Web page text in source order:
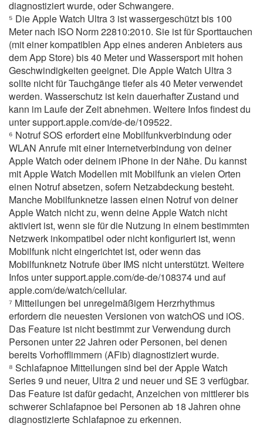
diagnostiziert wurde, oder Schwangere.
⁵ Die Apple Watch Ultra 3 ist wassergeschützt bis 100
Meter nach ISO Norm 22810:2010. Sie ist für Sporttauchen
(mit einer kompatiblen App eines anderen Anbieters aus
dem App Store) bis 40 Meter und Wassersport mit hohen
Geschwindigkeiten geeignet. Die Apple Watch Ultra 3
sollte nicht für Tauchgänge tiefer als 40 Meter verwendet
werden. Wasserschutz ist kein dauerhafter Zustand und
kann im Laufe der Zeit abnehmen. Weitere Infos findest du
unter support.apple.com/de-de/109522.
⁶ Notruf SOS erfordert eine Mobilfunkverbindung oder
WLAN Anrufe mit einer Internetverbindung von deiner
Apple Watch oder deinem iPhone in der Nähe. Du kannst
mit Apple Watch Modellen mit Mobilfunk an vielen Orten
einen Notruf absetzen, sofern Netzabdeckung besteht.
Manche Mobilfunknetze lassen einen Notruf von deiner
Apple Watch nicht zu, wenn deine Apple Watch nicht
aktiviert ist, wenn sie für die Nutzung in einem bestimmten
Netzwerk inkompatibel oder nicht konfiguriert ist, wenn
Mobilfunk nicht eingerichtet ist, oder wenn das
Mobilfunknetz Notrufe über IMS nicht unterstützt. Weitere
Infos unter support.apple.com/de-de/108374 und auf
apple.com/de/watch/cellular.
⁷ Mitteilungen bei unregelmäßigem Herzrhythmus
erfordern die neuesten Versionen von watchOS und iOS.
Das Feature ist nicht bestimmt zur Verwendung durch
Personen unter 22 Jahren oder Personen, bei denen
bereits Vorhofflimmern (AFib) diagnostiziert wurde.
⁸ Schlafapnoe Mitteilungen sind bei der Apple Watch
Series 9 und neuer, Ultra 2 und neuer und SE 3 verfügbar.
Das Feature ist dafür gedacht, Anzeichen von mittlerer bis
schwerer Schlafapnoe bei Personen ab 18 Jahren ohne
diagnostizierte Schlafapnoe zu erkennen.